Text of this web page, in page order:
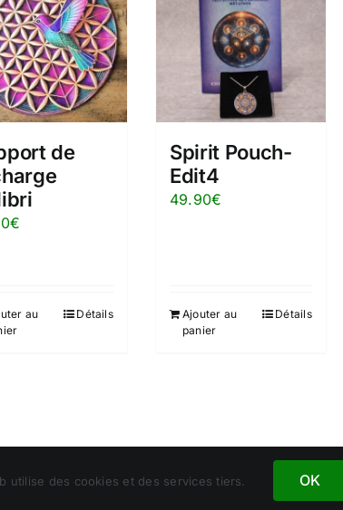
de
€
au
Détails
Spirit Pouch-
Edit4
49.90€
Ajouter au
panier
Détails
Tous droits réservés - N° de Siret : 930705983 0001 -
utilise des cookies et des services tiers. OK